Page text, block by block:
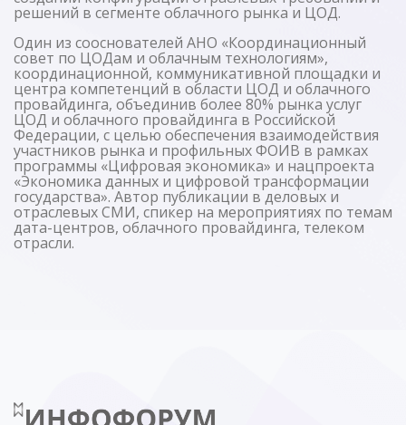
решений в сегменте облачного рынка и ЦОД.
Один из сооснователей АНО «Координационный
совет по ЦОДам и облачным технологиям»,
координационной, коммуникативной площадки и
центра компетенций в области ЦОД и облачного
провайдинга, объединив более 80% рынка услуг
ЦОД и облачного провайдинга в Российской
Федерации, с целью обеспечения взаимодействия
участников рынка и профильных ФОИВ в рамках
программы «Цифровая экономика» и нацпроекта
«Экономика данных и цифровой трансформации
государства». Автор публикации в деловых и
отраслевых СМИ, спикер на мероприятиях по темам
дата-центров, облачного провайдинга, телеком
отрасли.